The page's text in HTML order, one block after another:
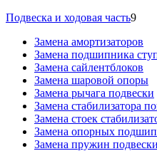
Подвеска и ходовая часть9
Замена амортизаторов
Замена подшипника
Замена сайлентблоков
Замена шаровой опоры
Замена рычага подвески
Замена стабилизатора
Замена стоек
Замена опорных
Замена пружин подвески